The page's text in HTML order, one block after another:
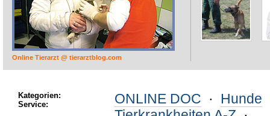
Online Tierarzt @ tierarztblog.com
Kategorien:
Service:
ONLINE DOC · Hunde